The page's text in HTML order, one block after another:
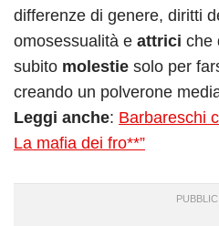
differenze di genere, diritti
omosessualità e attrici che
subito molestie solo per
creando un polverone
Leggi anche: Barbareschi
La mafia dei fro**”